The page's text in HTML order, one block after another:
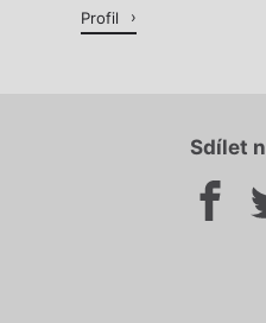
Profil
Sdílet